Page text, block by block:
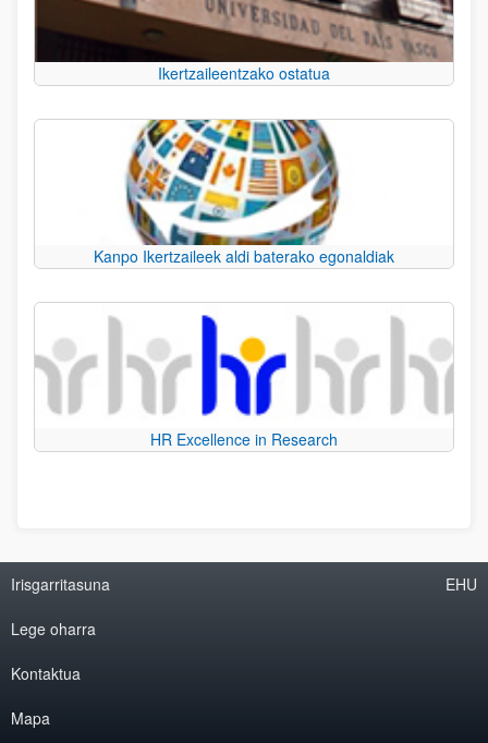
Ikertzaileentzako ostatua
Kanpo Ikertzaileek aldi baterako egonaldiak
HR Excellence in Research
Irisgarritasuna
Lege oharra
Kontaktua
Mapa
EHU